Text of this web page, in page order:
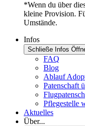
*Wenn du über
kleine Provision.
Umstände.
Infos
Schließe Infos
FAQ
Blog
Ablauf
Patenschaft
Pflegestelle
Aktuelles
Über...